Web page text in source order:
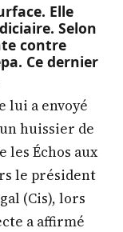
Elle
Selon
contre
Ce dernier
lui a envoyé
huissier de
les Échos aux
le président
(Cis), lors
a affirmé